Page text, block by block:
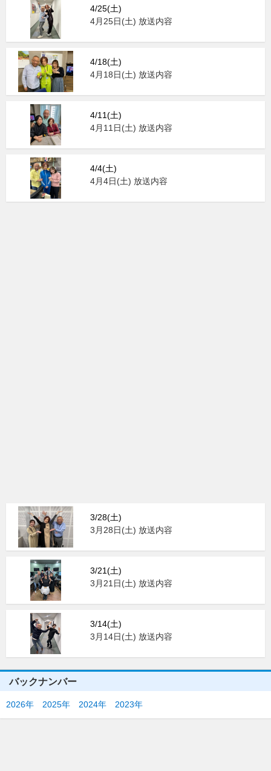
4/25(土)
4月25日(土) 放送内容
4/18(土)
4月18日(土) 放送内容
4/11(土)
4月11日(土) 放送内容
4/4(土)
4月4日(土) 放送内容
3/28(土)
3月28日(土) 放送内容
3/21(土)
3月21日(土) 放送内容
3/14(土)
3月14日(土) 放送内容
バックナンバー
2026年 2025年 2024年 2023年